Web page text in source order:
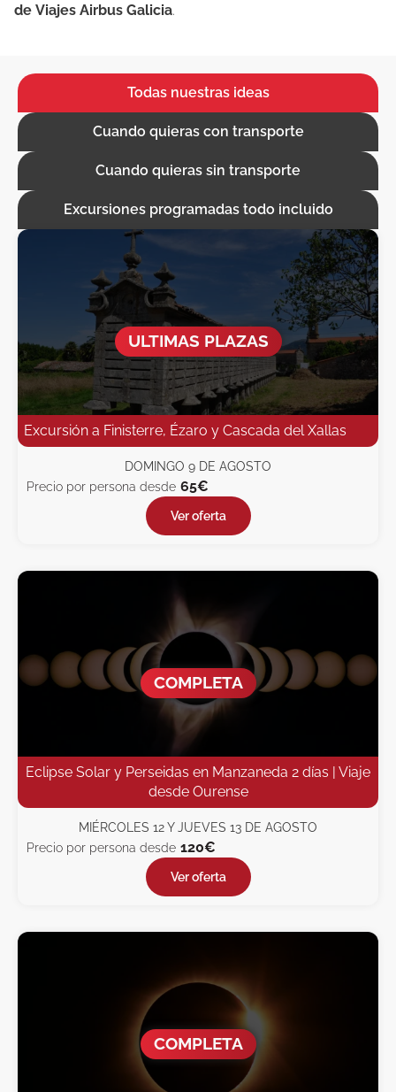
de Viajes Airbus Galicia.
Todas nuestras ideas
Cuando quieras con transporte
Cuando quieras sin transporte
Excursiones programadas todo incluido
ULTIMAS PLAZAS
Excursión a Finisterre, Ézaro y Cascada del Xallas
DOMINGO 9 DE AGOSTO
Precio por persona desde 65€
Ver oferta
COMPLETA
Eclipse Solar y Perseidas en Manzaneda 2 días | Viaje
desde Ourense
MIÉRCOLES 12 Y JUEVES 13 DE AGOSTO
Precio por persona desde 120€
Ver oferta
COMPLETA
n
a
n
a